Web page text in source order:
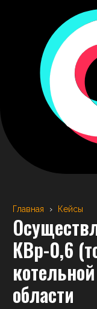
Главная › Кейсы
Осуществлен монтаж котла
КВр-0,6
области